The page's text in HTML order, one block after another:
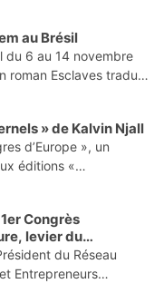
s’organisent pour
aux attentes
au Brésil
du 6 au 14 novembre
roman Esclaves traduit
son roman dans
paternels » de Kalvin Njall
d’Europe », un
éditions «
2008, le Belgo-
Congrès
levier du
du Réseau
Entrepreneurs
le jeudi 27 octobre